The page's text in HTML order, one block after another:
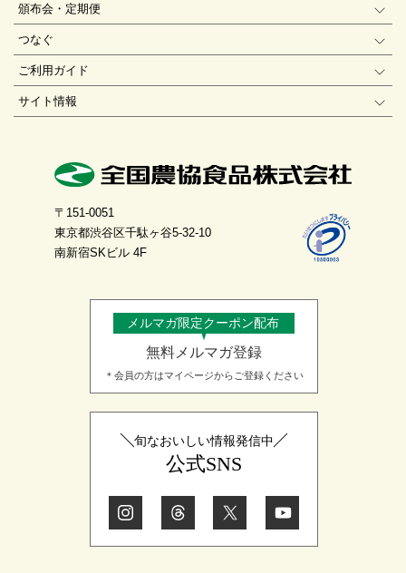
頒布会・定期便
つなぐ
ご利用ガイド
サイト情報
〒151-0051
東京都渋谷区千駄ヶ谷5-32-10
南新宿SKビル 4F
メルマガ限定クーポン配布
無料メルマガ登録
＊会員の方はマイページからご登録ください
旬なおいしい情報発信中
公式SNS